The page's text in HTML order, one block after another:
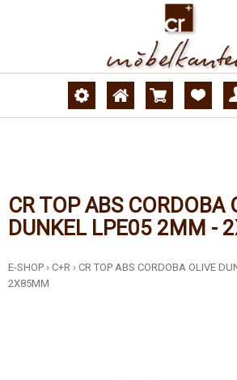
CR TOP ABS CORDOBA
DUNKEL LPE05 2MM -
E-SHOP › C+R › CR TOP ABS CORDOBA OLIVE
2X85MM